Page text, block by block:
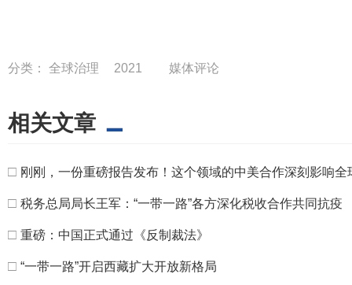
分类： 全球治理 2021 媒体评论
相关文章
□ 刚刚，一份重磅报告发布！这个领域的中美合作深刻影响全
□ 税务总局局长王军：“一带一路”各方深化税收合作共同抗疫
□ 重磅：中国正式通过《反制裁法》
□ “一带一路”开启西藏扩大开放新格局